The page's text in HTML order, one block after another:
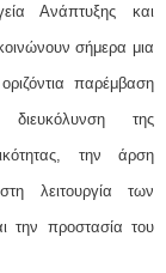
Ανάπτυξης και
σήμερα μια
παρέμβαση
της
την άρση
λειτουργία των
την προστασία του